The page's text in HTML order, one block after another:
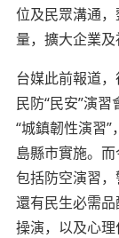
位及民眾溝通
量，擴大企業及
台媒此前報道，
民防“民安”演
“城鎮韌性演習
島縣市實施。
包括防空演習，
還有民生必需
操演，以及心理